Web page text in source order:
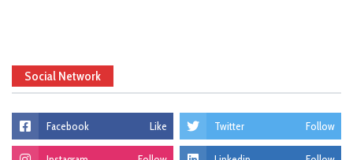
Social Network
Facebook Like Twitter Follow